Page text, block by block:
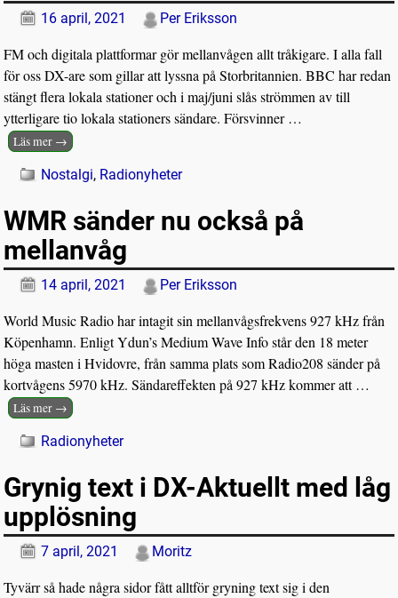
16 april, 2021 Per Eriksson
FM och digitala plattformar gör mellanvågen allt tråkigare. I alla fall
för oss DX-are som gillar att lyssna på Storbritannien. BBC har redan
stängt flera lokala stationer och i maj/juni slås strömmen av till
ytterligare tio lokala stationers sändare. Försvinner …
Läs mer →
Nostalgi, Radionyheter
WMR sänder nu också på
mellanvåg
14 april, 2021 Per Eriksson
World Music Radio har intagit sin mellanvågsfrekvens 927 kHz från
Köpenhamn. Enligt Ydun’s Medium Wave Info står den 18 meter
höga masten i Hvidovre, från samma plats som Radio208 sänder på
kortvågens 5970 kHz. Sändareffekten på 927 kHz kommer att …
Läs mer →
Radionyheter
Grynig text i DX-Aktuellt med låg
upplösning
7 april, 2021 Moritz
Tyvärr så hade några sidor fått alltför gryning text sig i den